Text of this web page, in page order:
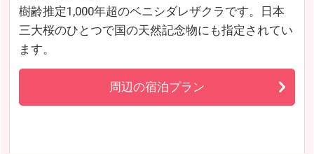
樹齢推定1,000年超のベニシダレザクラです。日本
三大桜のひとつで国の天然記念物にも指定されてい
ます。
周辺の宿泊プラン